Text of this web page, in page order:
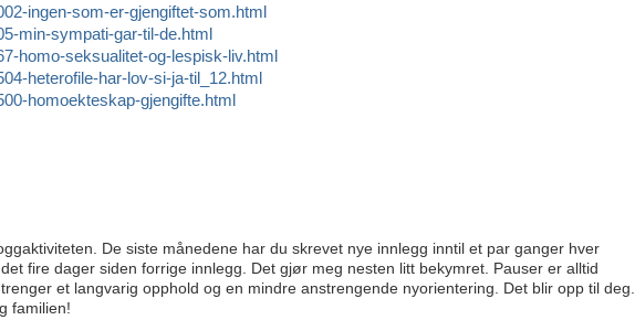
ingen-som-er-gjengiftet-som.html
min-sympati-gar-til-de.html
homo-seksualitet-og-lespisk-liv.html
heterofile-har-lov-si-ja-til_12.html
homoekteskap-gjengifte.html
De siste månedene har du skrevet nye innlegg inntil et par ganger hver
fire dager siden forrige innlegg. Det gjør meg nesten litt bekymret. Pauser er alltid
et langvarig opphold og en mindre anstrengende nyorientering. Det blir opp til deg.
familien!